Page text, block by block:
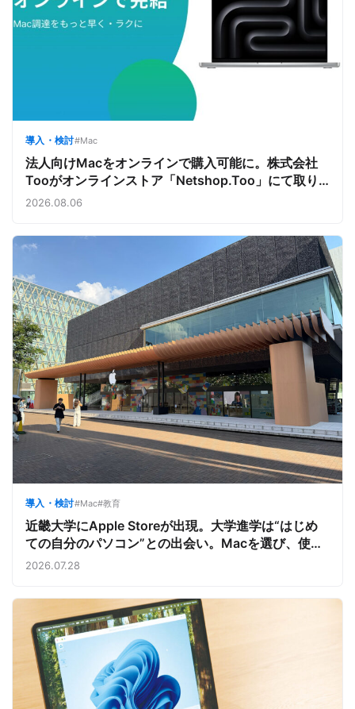
導入・検討#Mac
法人向けMacをオンラインで購入可能に。株式会社
Tooがオンラインストア「Netshop.Too」にて取り
扱いをスタート。デバイス調達の手間を減らし、スピ
2026.08.06
導入・検討#Mac#教育
近畿大学にApple Storeが出現。大学進学は“はじめ
ての自分のパソコン”との出会い。Macを選び、使う
魅力と楽しさを、夏のオープンキャンパスでアピール
2026.07.28